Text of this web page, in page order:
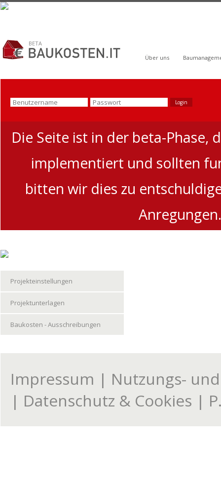
BETA
Über uns
Die Seite ist in der beta-Phase,
implementiert und sollten
bitten wir dies zu
Projekteinstellungen
Projektunterlagen
Baukosten - Ausschreibungen
Impressum | Nutzungs-
| Datenschutz & Cookies |